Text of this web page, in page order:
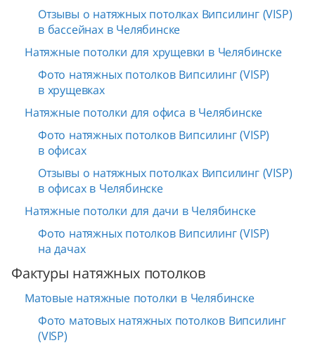
Отзывы о натяжных потолках Випсилинг (VISP)
в бассейнах в Челябинске
Натяжные потолки для хрущевки в Челябинске
Фото натяжных потолков Випсилинг (VISP)
в хрущевках
Натяжные потолки для офиса в Челябинске
Фото натяжных потолков Випсилинг (VISP)
в офисах
Отзывы о натяжных потолках Випсилинг (VISP)
в офисах в Челябинске
Натяжные потолки для дачи в Челябинске
Фото натяжных потолков Випсилинг (VISP)
на дачах
Фактуры натяжных потолков
Матовые натяжные потолки в Челябинске
Фото матовых натяжных потолков Випсилинг
(VISP)